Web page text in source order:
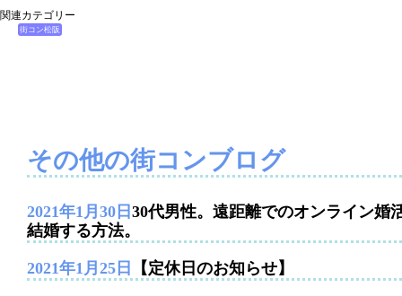
関連カテゴリー
街コン松阪
その他の街コンブログ
2021年1月30日 30代男性。遠距離でのオンライン婚
結婚する方法。
2021年1月25日 【定休日のお知らせ】